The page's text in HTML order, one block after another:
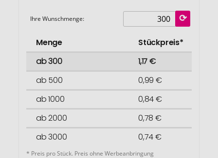
Ihre Wunschmenge:
Menge
Stückpreis*
ab 300
1,17 €
ab 500
0,99 €
ab 1000
0,84 €
ab 2000
0,78 €
ab 3000
0,74 €
* Preis pro Stück. Preis ohne Werbeanbringung